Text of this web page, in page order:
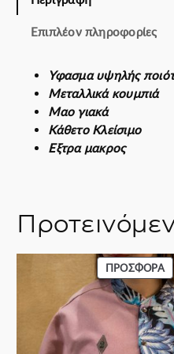
.
.s
i
r
t
π
ο
η
α
Επιπλέον πληροφορίες
Υφασμα υψηλής
Μεταλλικά κουμπιά
Μαο γιακά
Κάθετο Κλείσιμο
Eξτρα μακρος
ΠΡΟΣΦΟΡΆ